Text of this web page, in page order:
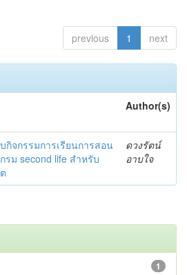
previous 1 next
Author(s)
กิจกรรมการเรียนการสอน
รม second life สำหรับ
ดวงรัตน์
อาบใจ
1